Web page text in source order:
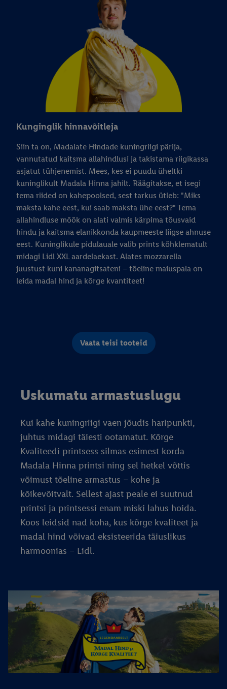
Kunginglik hinnavõitleja
Siin ta on, Madalate Hindade kuningriigi pärija,
vannutatud kaitsma allahindlusi ja takistama riigikassa
asjatut tühjenemist. Mees, kes ei puudu üheltki
kuninglikult Madala Hinna jahilt. Räägitakse, et isegi
tema riided on kahepoolsed, sest tarkus ütleb: "Miks
maksta kahe eest, kui saab maksta ühe eest?" Tema
allahindluse mõõk on alati valmis kärpima tõusvaid
hindu ja kaitsma elanikkonda kaupmeeste liigse ahnuse
eest. Kuninglikule pidulauale valib prints kõhklematult
midagi Lidl XXL aardelaekast. Alates mozzarella
juustust kuni kananagitsateni – tõeline maiuspala on
leida madal hind ja kõrge kvantiteet!
Vaata teisi tooteid
Uskumatu armastuslugu
Kui kahe kuningriigi vaen jõudis haripunkti,
juhtus midagi täiesti ootamatut. Kõrge
Kvaliteedi printsess silmas esimest korda
Madala Hinna printsi ning sel hetkel võttis
võimust tõeline armastus – kohe ja
kõikevõitvalt. Sellest ajast peale ei suutnud
printsi ja printsessi enam miski lahus hoida.
Koos leidsid nad koha, kus kõrge kvaliteet ja
madal hind võivad eksisteerida täiuslikus
harmoonias – Lidl.